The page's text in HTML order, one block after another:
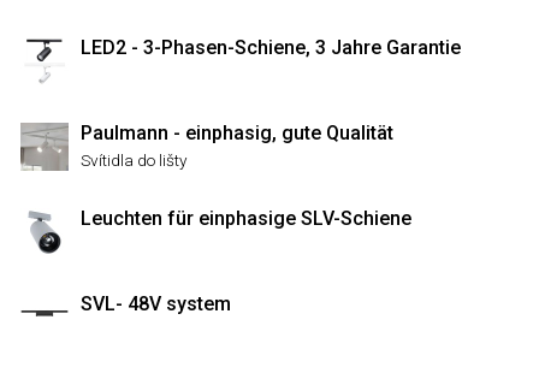
LED2 - 3-Phasen-Schiene, 3 Jahre Garantie
Paulmann - einphasig, gute Qualität
Svítidla do lišty
Leuchten für einphasige SLV-Schiene
SVL- 48V system